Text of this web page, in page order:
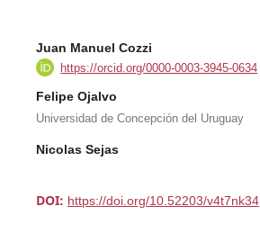
Juan Manuel Cozzi
https://orcid.org/0000-0003-3945-0634
Felipe Ojalvo
Universidad de Concepción del Uruguay
Nicolas Sejas
DOI: https://doi.org/10.52203/v4t7nk34